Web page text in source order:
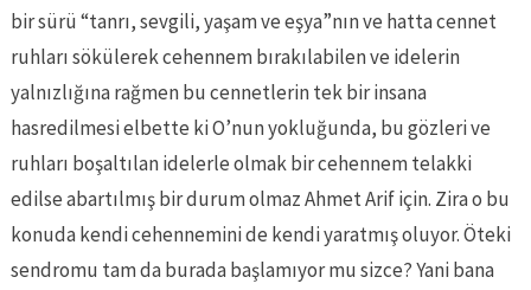
bir sürü “tanrı, sevgili, yaşam ve eşya”nın ve hatta cennet
ruhları sökülerek cehennem bırakılabilen ve idelerin
yalnızlığına rağmen bu cennetlerin tek bir insana
hasredilmesi elbette ki O’nun yokluğunda, bu gözleri ve
ruhları boşaltılan idelerle olmak bir cehennem telakki
edilse abartılmış bir durum olmaz Ahmet Arif için. Zira o bu
konuda kendi cehennemini de kendi yaratmış oluyor. Öteki
sendromu tam da burada başlamıyor mu sizce? Yani bana